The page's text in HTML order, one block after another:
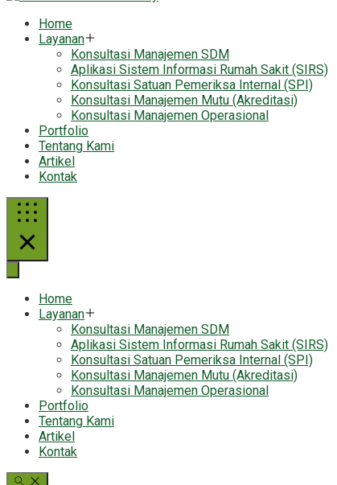
Home
Layanan
Konsultasi Manajemen SDM
Aplikasi Sistem Informasi Rumah Sakit (SIRS)
Konsultasi Satuan Pemeriksa Internal (SPI)
Konsultasi Manajemen Mutu (Akreditasi)
Konsultasi Manajemen Operasional
Portfolio
Tentang Kami
Artikel
Kontak
Home
Layanan
Konsultasi Manajemen SDM
Aplikasi Sistem Informasi Rumah Sakit (SIRS)
Konsultasi Satuan Pemeriksa Internal (SPI)
Konsultasi Manajemen Mutu (Akreditasi)
Konsultasi Manajemen Operasional
Portfolio
Tentang Kami
Artikel
Kontak